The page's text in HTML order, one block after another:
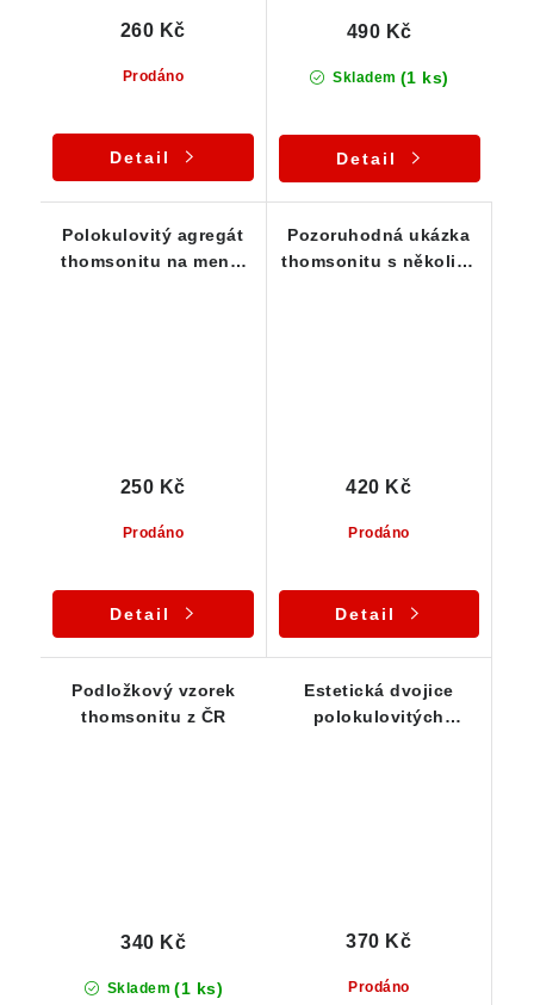
Prodáno
260 Kč
Detail
Skladem (1 ks)
490 Kč
Detail
Polokulovitý agregát
thomsonitu na menší
Prodáno
250 Kč
Detail
Pozoruhodná ukázka
thomsonitu s několika
Prodáno
420 Kč
Detail
Podložkový vzorek
thomsonitu z ČR
Skladem (1 ks)
340 Kč
Estetická dvojice
polokulovitých
Prodáno
370 Kč